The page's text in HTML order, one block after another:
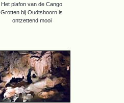
Het plafon van de Cango
Grotten bij Oudtshoorn is
ontzettend mooi